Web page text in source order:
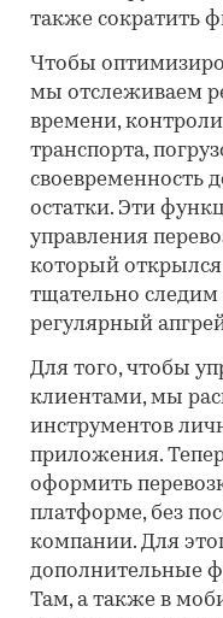
также сократить
Чтобы
мы отслеживаем
времени,
транспорта,
своевременность
остатки. Эти
управления
который открылся
тщательно следим
регулярный
Для того, чтобы
клиентами, мы
инструментов
приложения.
оформить
платформе, без
компании. Для
дополнительные
Там, а также в